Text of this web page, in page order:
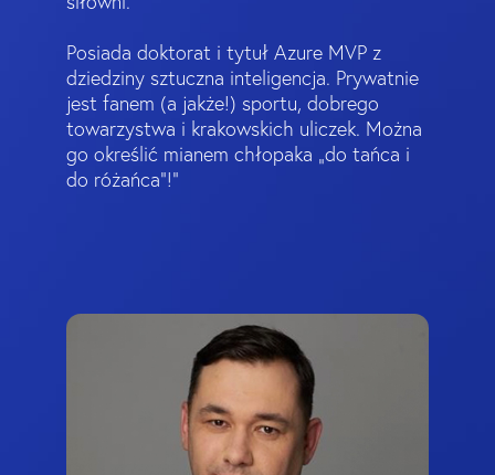
Posiada doktorat i tytuł Azure MVP z
dziedziny sztuczna inteligencja. Prywatnie
jest fanem (a jakże!) sportu, dobrego
towarzystwa i krakowskich uliczek. Można
go określić mianem chłopaka „do tańca i
do różańca”!"